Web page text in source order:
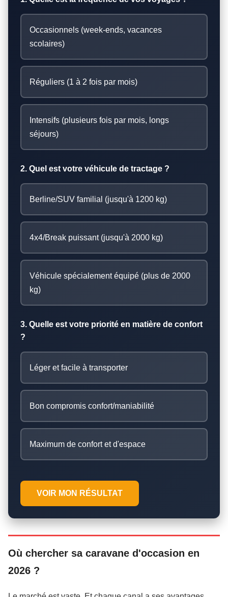
Occasionnels (week-ends, vacances
scolaires)
Réguliers (1 à 2 fois par mois)
Intensifs (plusieurs fois par mois, longs
séjours)
2. Quel est votre véhicule de tractage ?
Berline/SUV familial (jusqu'à 1200 kg)
4x4/Break puissant (jusqu'à 2000 kg)
Véhicule spécialement équipé (plus de 2000
kg)
3. Quelle est votre priorité en matière de confort
?
Léger et facile à transporter
Bon compromis confort/maniabilité
Maximum de confort et d'espace
VOIR MON RÉSULTAT
Où chercher sa caravane d'occasion en
2026 ?